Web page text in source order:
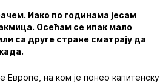
Иако по годинама јесам
Осећам се ипак мало
са друге стране сматрају да
Европе, на ком је понео капитенску